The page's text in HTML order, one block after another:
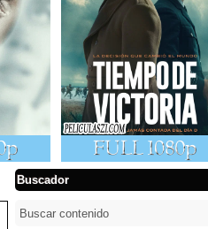
Buscador